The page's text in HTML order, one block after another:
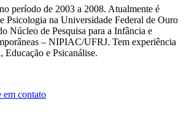
período de 2003 a 2008. Atualmente é
Psicologia na Universidade Federal de Ouro
Núcleo de Pesquisa para a Infância e
– NIPIAC/UFRJ. Tem experiência
Educação e Psicanálise.
em contato